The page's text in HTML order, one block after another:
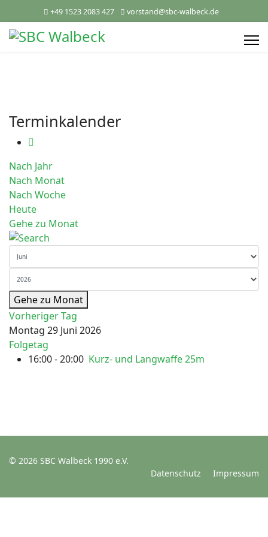
+49 1523 2083 427 vorstand@sbc-walbeck.de
Terminkalender
Nach Jahr
Nach Monat
Nach Woche
Heute
Gehe zu Monat
Gehe zu Monat
Vorheriger Tag
Montag 29 Juni 2026
Folgetag
16:00 - 20:00 Kurz- und Langwaffe 25m
© 2026 SBC Walbeck 1990 e.V.
Datenschutz
Impressum